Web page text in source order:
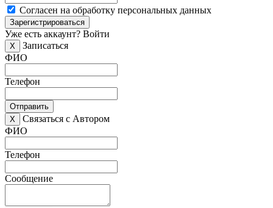
Согласен на обработку персональных данных
Зарегистрироваться
Уже есть аккаунт? Войти
X
Записаться
ФИО
Телефон
Отправить
X
Связаться с Автором
ФИО
Телефон
Сообщение